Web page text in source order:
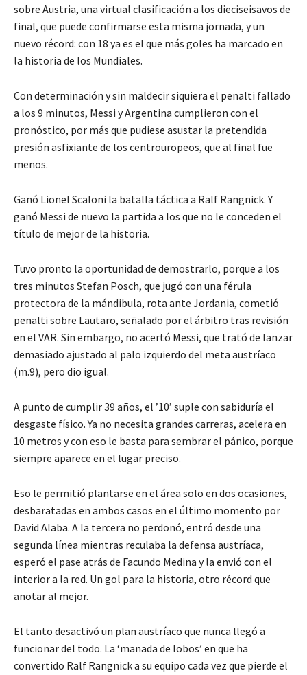
sobre Austria, una virtual clasificación a los dieciseisavos de
final, que puede confirmarse esta misma jornada, y un
nuevo récord: con 18 ya es el que más goles ha marcado en
la historia de los Mundiales.
Con determinación y sin maldecir siquiera el penalti fallado
a los 9 minutos, Messi y Argentina cumplieron con el
pronóstico, por más que pudiese asustar la pretendida
presión asfixiante de los centrouropeos, que al final fue
menos.
Ganó Lionel Scaloni la batalla táctica a Ralf Rangnick. Y
ganó Messi de nuevo la partida a los que no le conceden el
título de mejor de la historia.
Tuvo pronto la oportunidad de demostrarlo, porque a los
tres minutos Stefan Posch, que jugó con una férula
protectora de la mándibula, rota ante Jordania, cometió
penalti sobre Lautaro, señalado por el árbitro tras revisión
en el VAR. Sin embargo, no acertó Messi, que trató de lanzar
demasiado ajustado al palo izquierdo del meta austríaco
(m.9), pero dio igual.
A punto de cumplir 39 años, el ’10’ suple con sabiduría el
desgaste físico. Ya no necesita grandes carreras, acelera en
10 metros y con eso le basta para sembrar el pánico, porque
siempre aparece en el lugar preciso.
Eso le permitió plantarse en el área solo en dos ocasiones,
desbaratadas en ambos casos en el último momento por
David Alaba. A la tercera no perdonó, entró desde una
segunda línea mientras reculaba la defensa austríaca,
esperó el pase atrás de Facundo Medina y la envió con el
interior a la red. Un gol para la historia, otro récord que
anotar al mejor.
El tanto desactivó un plan austríaco que nunca llegó a
funcionar del todo. La ‘manada de lobos’ en que ha
convertido Ralf Rangnick a su equipo cada vez que pierde el